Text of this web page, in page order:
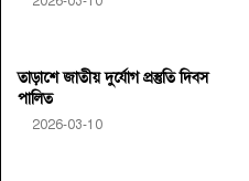
তাড়াশে জাতীয় দুর্যোগ প্রস্তুতি দিবস
পালিত
2026-03-10